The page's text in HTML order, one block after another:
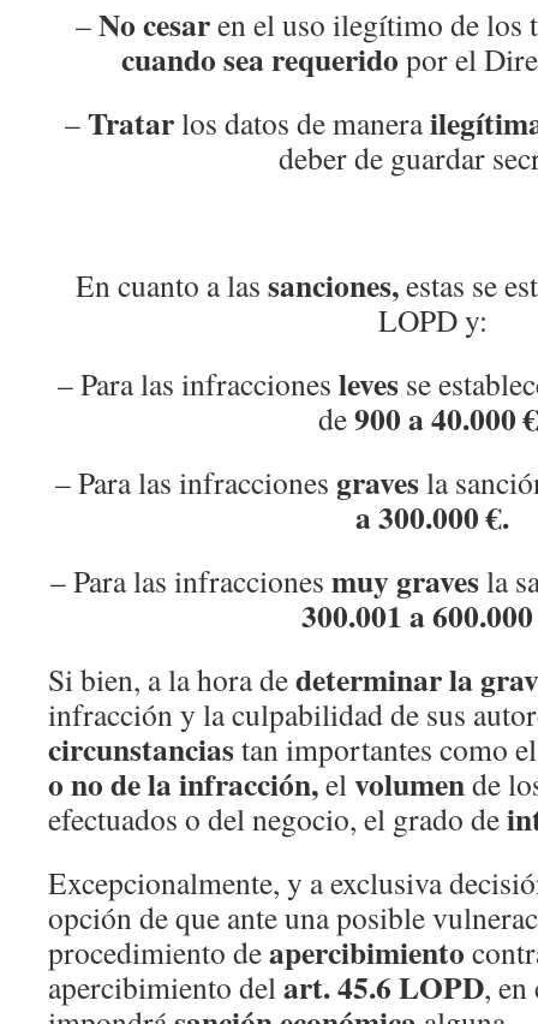
–No cesaren el uso ilegítimo de los
cuando sea requerido por el
–Tratarlos datos de manera
deber de guardar
En cuanto a las sanciones,estas se
LOPD y:
– Para las infracciones leves se
de900 a 40.000 €
– Para las infracciones gravesla
a 300.000 €.
– Para las infracciones muy gravesla
300.001 a
Si bien, a la hora dedeterminar la
infracción y la culpabilidad de sus
circunstanciastan importantes como
o no de la infracción,elvolumende
efectuados o del negocio, el grado de
Excepcionalmente, y a exclusiva
opción de que ante una posible
procedimiento deapercibimiento
apercibimiento delart. 45.6 LOPD,